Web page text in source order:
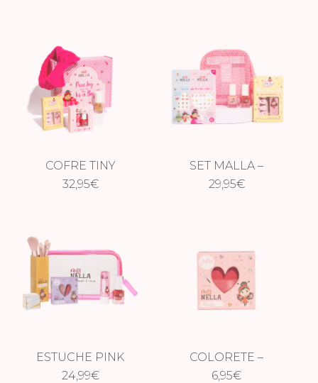
COFRE TINY
DELIGHTS
32,95€
SET MALLA –
MAGIC MOMENTS
29,95€
ESTUCHE PINK
GIRLY GIRL
24,99€
COLORETE –
LOLLYPOP
6,95€